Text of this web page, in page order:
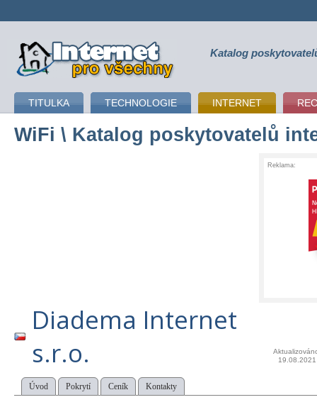
připojení k internetu Katalog
TITULKA TECHNOLOGIE INTERNET
WiFi \ Katalog poskytovatelů
Reklama:
Diadema Internet
s.r.o.
19.08.2021
Úvod Pokrytí Ceník Kontakty